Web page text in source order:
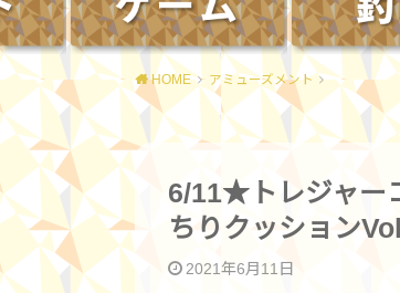
HOME アミューズメント
6/11★トレジャー
ちりクッション
2021年6月11日